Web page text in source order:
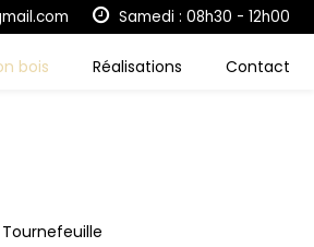
Samedi : 08h30 - 12h00
bois Réalisations Contact